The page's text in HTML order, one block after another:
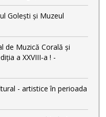
Golești și Muzeul
de Muzică Corală și
a XXVIII-a ! -
- artistice în perioada